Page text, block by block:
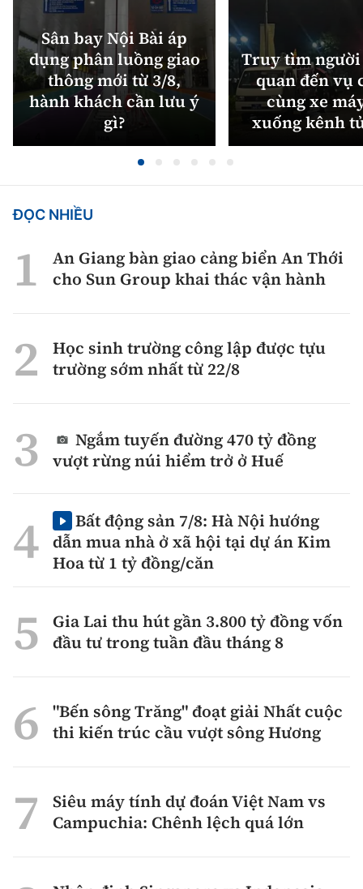
Sân bay Nội Bài áp
dụng phân luồng giao
thông mới từ 3/8,
hành khách cần lưu ý
gì?
Truy tìm
quan đến vụ
cùng xe
xuống kênh
ĐỌC NHIỀU
An Giang bàn giao cảng biển An Thới
cho Sun Group khai thác vận hành
Học sinh trường công lập được tựu
trường sớm nhất từ 22/8
Ngắm tuyến đường 470 tỷ đồng
vượt rừng núi hiểm trở ở Huế
Bất động sản 7/8: Hà Nội hướng
dẫn mua nhà ở xã hội tại dự án Kim
Hoa từ 1 tỷ đồng/căn
Gia Lai thu hút gần 3.800 tỷ đồng vốn
đầu tư trong tuần đầu tháng 8
"Bến sông Trăng" đoạt giải Nhất cuộc
thi kiến trúc cầu vượt sông Hương
Siêu máy tính dự đoán Việt Nam vs
Campuchia: Chênh lệch quá lớn